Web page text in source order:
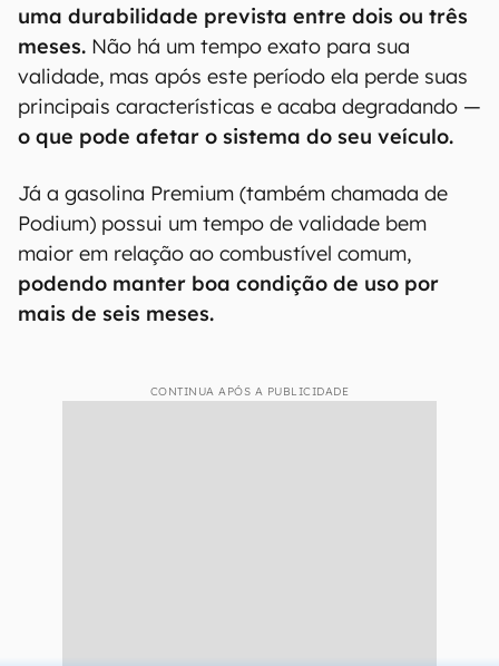
uma durabilidade prevista entre dois ou três
meses. Não há um tempo exato para sua
validade, mas após este período ela perde suas
principais características e acaba degradando —
o que pode afetar o sistema do seu veículo.
Já a gasolina Premium (também chamada de
Podium) possui um tempo de validade bem
maior em relação ao combustível comum,
podendo manter boa condição de uso por
mais de seis meses.
CONTINUA APÓS A PUBLICIDADE